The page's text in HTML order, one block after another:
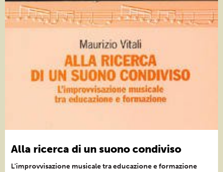
Alla ricerca di un suono condiviso
L'improvvisazione musicale tra educazione e formazione